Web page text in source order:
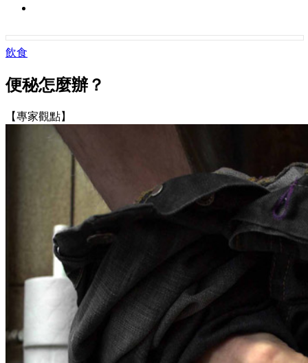
飲食
便秘怎麼辦？
【專家觀點】